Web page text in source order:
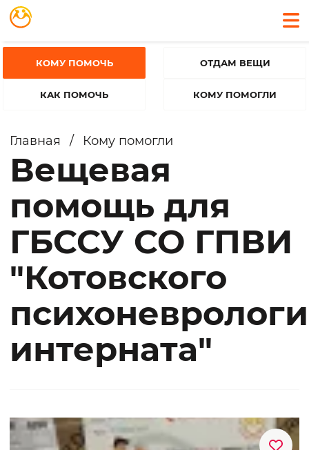
КОМУ ПОМОЧЬ
КАК ПОМОЧЬ
ОТДАМ ВЕЩИ
КОМУ ПОМОГЛИ
Главная / Кому помогли
Вещевая
помощь для
ГБССУ СО ГПВИ
"Котовского
интерната"